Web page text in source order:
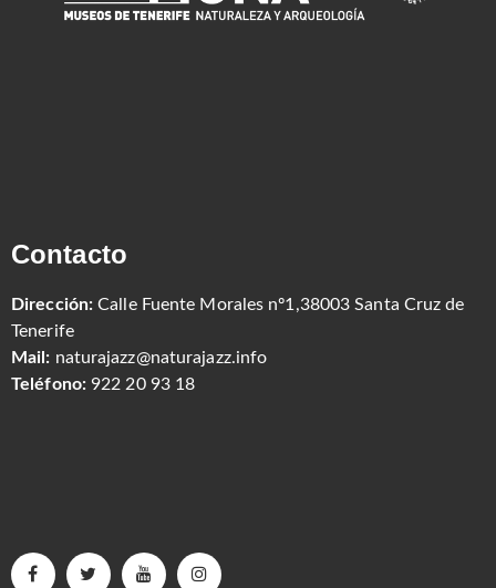
Contacto
Dirección: Calle Fuente Morales nº1,38003 Santa Cruz de
Tenerife
Mail: naturajazz@naturajazz.info
Teléfono: 922 20 93 18